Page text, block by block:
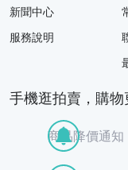
新聞中心
服務說明
手機逛拍賣，購物
商品降價通知